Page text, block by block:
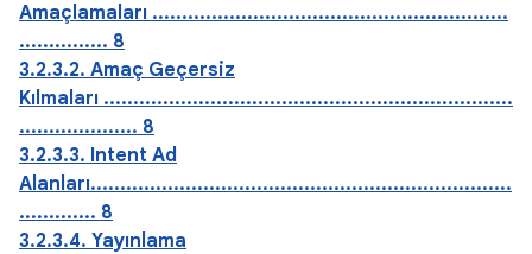
Amaçlamaları ............................................................
............... 8
3.2.3.2. Amaç Geçersiz
Kılmaları .....................................................................
.................... 8
3.2.3.3. Intent Ad
Alanları.......................................................................
............. 8
3.2.3.4. Yayınlama